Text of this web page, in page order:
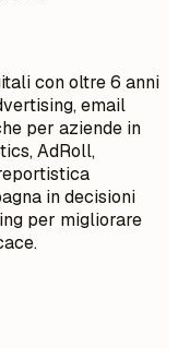
con oltre 6 anni
email
per aziende in
AdRoll,
in decisioni
per migliorare